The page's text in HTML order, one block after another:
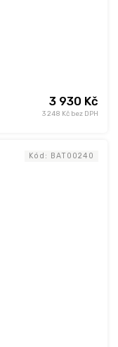
3 248 Kč bez DPH
3 930 Kč
Kód: BAT00240